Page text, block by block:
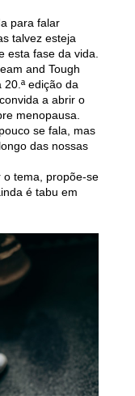
para falar
talvez esteja
esta fase da vida.
and Tough
edição da
a abrir o
menopausa.
se fala, mas
das nossas
o tema, propõe-se
é tabu em